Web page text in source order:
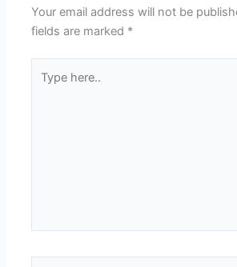
Your email address will not be
fields are marked *
here..